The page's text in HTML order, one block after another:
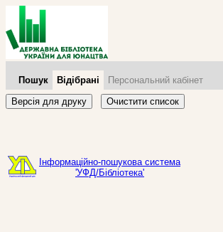
Пошук Відібрані
Персональний кабінет
Версія для друку
Очистити список
Інформаційно-пошукова система
'УФД/Бібліотека'